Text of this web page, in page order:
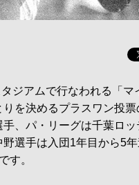
ジアムで行なわれる「マ
を決めるプラスワン投票
、パ・リーグは千葉ロッ
選手は入団1年目から5
す。